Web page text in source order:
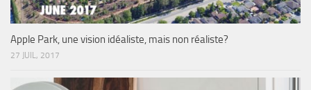
Apple Park, une vision idéaliste, mais non réaliste?
27 JUIL, 2017